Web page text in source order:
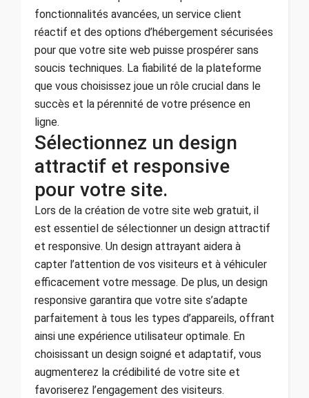
fonctionnalités avancées, un service client
réactif et des options d’hébergement sécurisées
pour que votre site web puisse prospérer sans
soucis techniques. La fiabilité de la plateforme
que vous choisissez joue un rôle crucial dans le
succès et la pérennité de votre présence en
ligne.
Sélectionnez un design
attractif et responsive
pour votre site.
Lors de la création de votre site web gratuit, il
est essentiel de sélectionner un design attractif
et responsive. Un design attrayant aidera à
capter l’attention de vos visiteurs et à véhiculer
efficacement votre message. De plus, un design
responsive garantira que votre site s’adapte
parfaitement à tous les types d’appareils, offrant
ainsi une expérience utilisateur optimale. En
choisissant un design soigné et adaptatif, vous
augmenterez la crédibilité de votre site et
favoriserez l’engagement des visiteurs.